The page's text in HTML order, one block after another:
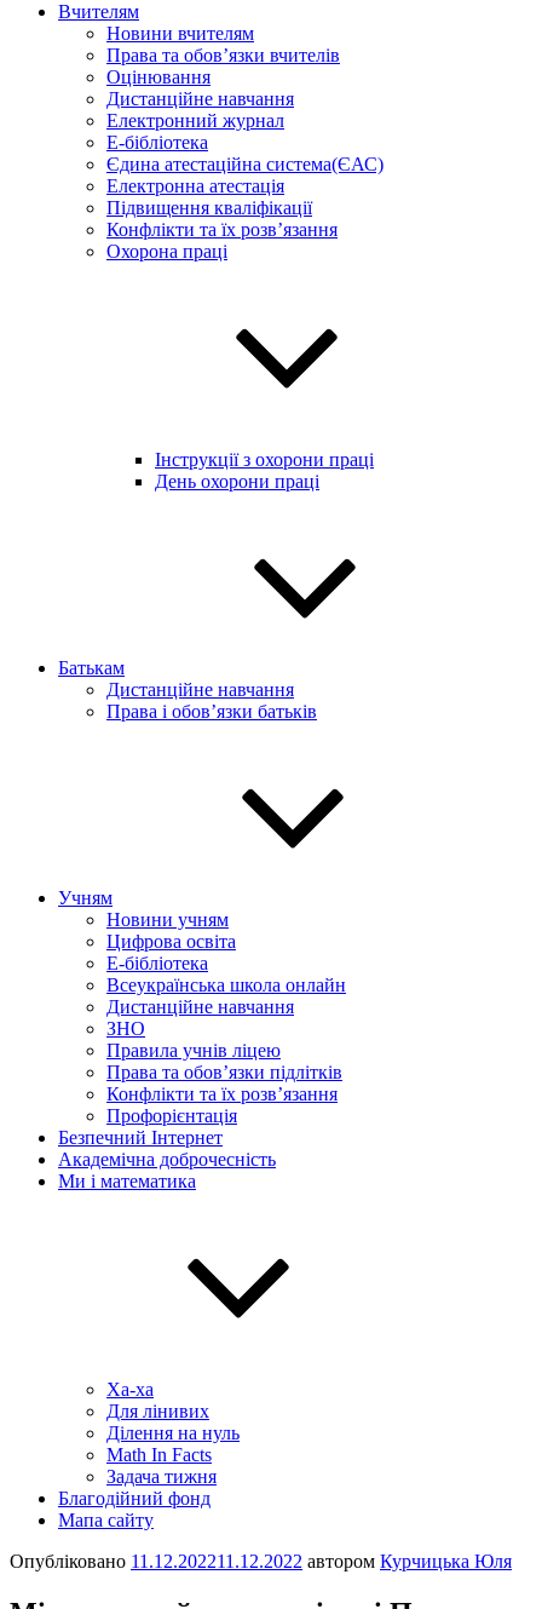
Вчителям
Новини вчителям
Права та обов’язки вчителів
Оцінювання
Дистанційне навчання
Електронний журнал
E-бібліотека
Єдина атестаційна система(ЄАС)
Електронна атестація
Підвищення кваліфікації
Конфлікти та їх розв’язання
Охорона праці
Інструкції з охорони праці
День охорони праці
Батькам
Дистанційне навчання
Права і обов’язки батьків
Учням
Новини учням
Цифрова освіта
E-бібліотека
Всеукраїнська школа онлайн
Дистанційне навчання
ЗНО
Правила учнів ліцею
Права та обов’язки підлітків
Конфлікти та їх розв’язання
Профорієнтація
Безпечний Інтернет
Академічна доброчесність
Ми і математика
Ха-ха
Для лінивих
Ділення на нуль
Math In Facts
Задача тижня
Благодійний фонд
Мапа сайту
Опубліковано 11.12.202211.12.2022 автором Курчицька Юля